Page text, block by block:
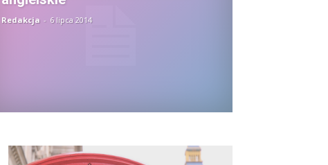
Redakcja - 6 lipca 2014